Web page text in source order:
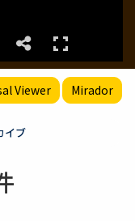
Viewer Mirador
イブ